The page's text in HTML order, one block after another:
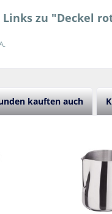
zu "Deckel
kauften auch